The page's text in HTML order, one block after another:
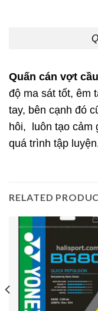
Quấn cán vợt
độ ma sát tốt, êm
tay, bên cạnh đó
hôi, luôn tạo cảm
quá trình tập
RELATED